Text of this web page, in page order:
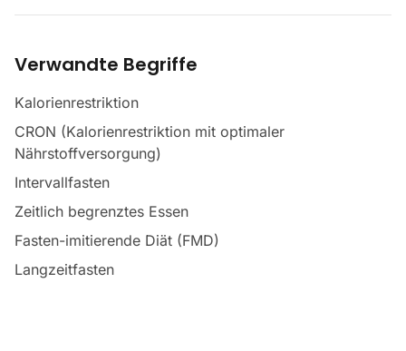
Verwandte Begriffe
Kalorienrestriktion
CRON (Kalorienrestriktion mit optimaler
Nährstoffversorgung)
Intervallfasten
Zeitlich begrenztes Essen
Fasten-imitierende Diät (FMD)
Langzeitfasten